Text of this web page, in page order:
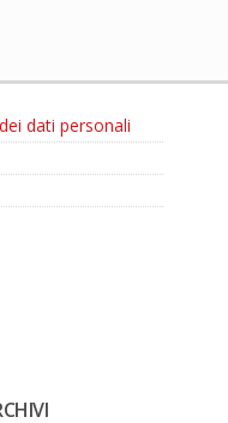
dati personali